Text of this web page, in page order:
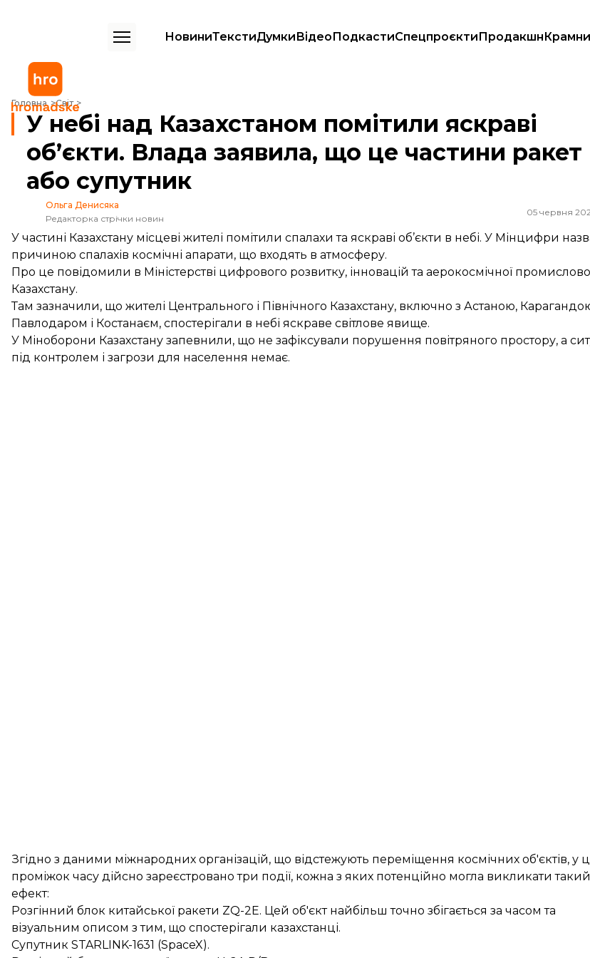
НовиниТекстиДумкиВідеоПодкастиСпецпроєктиПродакшн
Головна Світ
У небі над Казахстаном помітили яскраві об’єкти. Влада заявила, що це частини ракет або супутник
У небі над Казахстаном помітили яскраві
об’єкти. Влада заявила, що це частини ракет
або супутник
Ольга Денисяка
Редакторка стрічки новин
05 червня
У частині Казахстану місцеві жителі помітили спалахи та яскраві об’єкти в небі. У Мінцифри
причиною спалахів космічні апарати, що входять в атмосферу.
Про це повідомили в Міністерстві цифрового розвитку, інновацій та аерокосмічної
Казахстану.
Там зазначили, що жителі Центрального і Північного Казахстану, включно з Астаною,
Павлодаром і Костанаєм, спостерігали в небі яскраве світлове явище.
У Міноборони Казахстану запевнили, що не зафіксували порушення повітряного простору, а
під контролем і загрози для населення немає.
Згідно з даними міжнародних організацій, що відстежують переміщення космічних об'єктів, у
проміжок часу дійсно зареєстровано три події, кожна з яких потенційно могла викликати такий
ефект:
Розгінний блок китайської ракети ZQ-2E. Цей об'єкт найбільш точно збігається за часом та
візуальним описом з тим, що спостерігали казахстанці.
Супутник STARLINK-1631 (SpaceX).